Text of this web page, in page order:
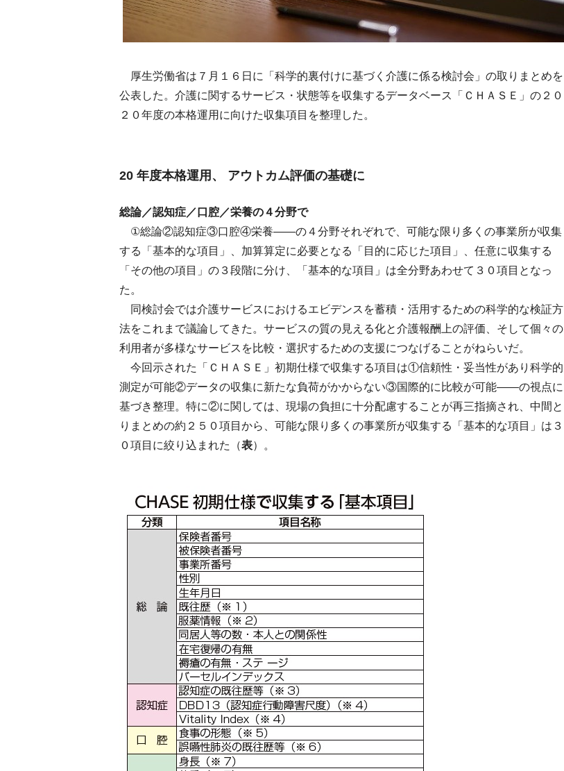
厚生労働省は７月１６日に「科学的裏付けに基づく介護に係る検討会」の取りまとめを
公表した。介護に関するサービス・状態等を収集するデータベース「ＣＨＡＳＥ」の２０
２０年度の本格運用に向けた収集項目を整理した。
20 年度本格運用、 アウトカム評価の基礎に
総論／認知症／口腔／栄養の４分野で
①総論②認知症③口腔④栄養――の４分野それぞれで、可能な限り多くの事業所が収集
する「基本的な項目」、加算算定に必要となる「目的に応じた項目」、任意に収集する
「その他の項目」の３段階に分け、「基本的な項目」は全分野あわせて３０項目となっ
た。
同検討会では介護サービスにおけるエビデンスを蓄積・活用するための科学的な検証方
法をこれまで議論してきた。サービスの質の見える化と介護報酬上の評価、そして個々の
利用者が多様なサービスを比較・選択するための支援につなげることがねらいだ。
今回示された「ＣＨＡＳＥ」初期仕様で収集する項目は①信頼性・妥当性があり科学的
測定が可能②データの収集に新たな負荷がかからない③国際的に比較が可能――の視点に
基づき整理。特に②に関しては、現場の負担に十分配慮することが再三指摘され、中間と
りまとめの約２５０項目から、可能な限り多くの事業所が収集する「基本的な項目」は３
０項目に絞り込まれた（表）。